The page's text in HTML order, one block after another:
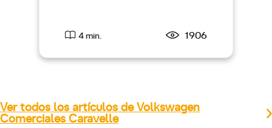
4 min. 1906
Ver todos los artículos de Volkswagen
Comerciales Caravelle